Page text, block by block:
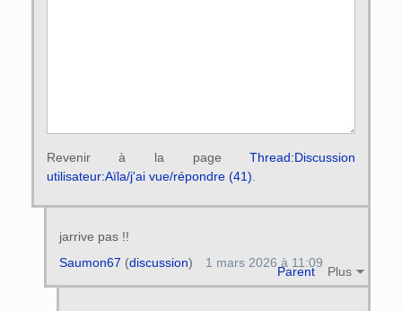
Revenir à la pageThread:Discussion
utilisateur:Aïla/j'ai vue/répondre (41)
jarrive pas !!
Parent Plus
Saumon67 (discussion) 1 mars 2026 à 11:09